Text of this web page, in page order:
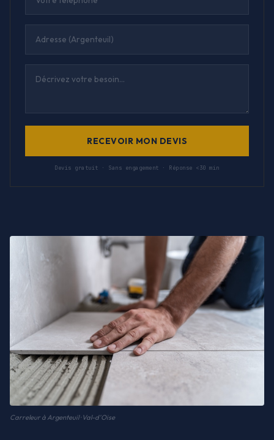
RECEVOIR MON DEVIS
Devis gratuit · Sans engagement · Réponse <30 min
Carreleur à Argenteuil · Val-d'Oise